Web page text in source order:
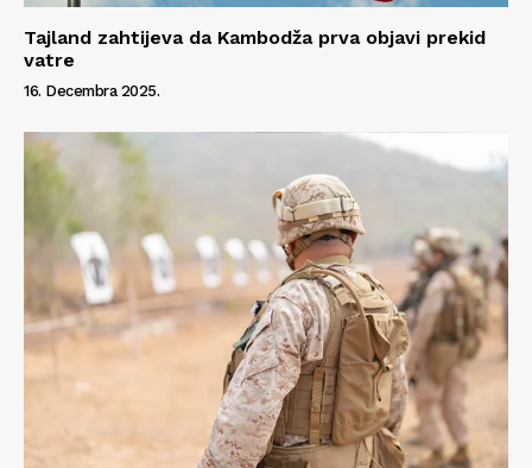
Tajland zahtijeva da Kambodža prva objavi prekid
vatre
16. Decembra 2025.